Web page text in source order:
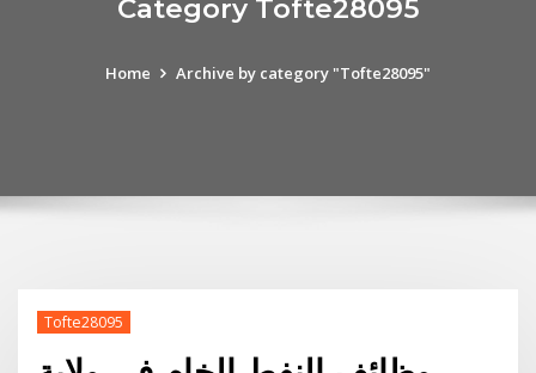
Category Tofte28095
Home Archive by category "Tofte28095"
Tofte28095